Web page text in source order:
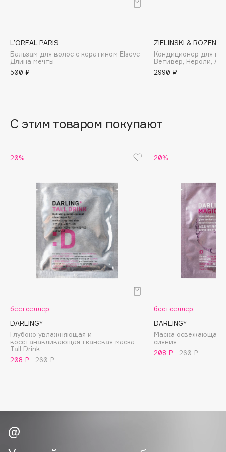
Baffy
Balmain Hair Couture
ЭКСКЛЮЗИВ
Banderas
Beauty Pati
beautyblender
Beverly Hills Polo Club
Bobbi Brown
BOOMSHOP
BORK
Brunello Cucinelli
Byredo
L’OREAL PARIS
Бальзам для волос с кератином Elseve
Длина мечты
500 ₽
ZIELINSKI & ROZEN
Кондиционер для
Ветивер, Нероли,
2990 ₽
С этим товаром покупают
20%
бестселлер
DARLING*
Глубоко увлажняющая и
восстанавливающая тканевая маска
Tall Drink
208 ₽
260 ₽
20%
бестселлер
DARLING*
Маска освежающая
cияния
208 ₽
260 ₽